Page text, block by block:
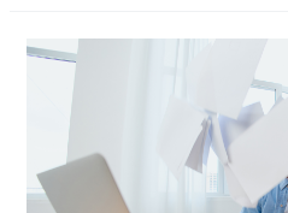
3
Sistema
de